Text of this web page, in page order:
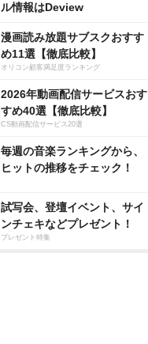
ル情報はDeview
漫画読み放題サブスクおすす
め11選【徹底比較】
オリコン顧客満足度ランキング
2026年動画配信サービスおす
すめ40選【徹底比較】
CS動画配信サービス20選
毎週の音楽ランキングから、
ヒットの推移をチェック！
試写会、登壇イベント、サイ
ンチェキなどプレゼント！
プレゼント特集